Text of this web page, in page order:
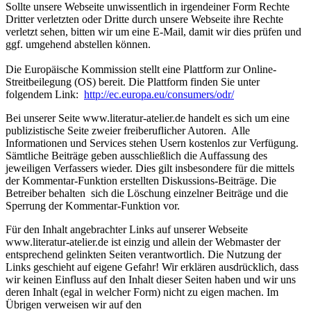
Sollte unsere Webseite unwissentlich in irgendeiner Form Rechte
Dritter verletzten oder Dritte durch unsere Webseite ihre Rechte
verletzt sehen, bitten wir um eine E-Mail, damit wir dies prüfen und
ggf. umgehend abstellen können.
Die Europäische Kommission stellt eine Plattform zur Online-
Streitbeilegung (OS) bereit. Die Plattform finden Sie unter
folgendem Link: http://ec.europa.eu/consumers/odr/
Bei unserer Seite www.literatur-atelier.de handelt es sich um eine
publizistische Seite zweier freiberuflicher Autoren. Alle
Informationen und Services stehen Usern kostenlos zur Verfügung.
Sämtliche Beiträge geben ausschließlich die Auffassung des
jeweiligen Verfassers wieder. Dies gilt insbesondere für die mittels
der Kommentar-Funktion erstellten Diskussions-Beiträge. Die
Betreiber behalten sich die Löschung einzelner Beiträge und die
Sperrung der Kommentar-Funktion vor.
Für den Inhalt angebrachter Links auf unserer Webseite
www.literatur-atelier.de ist einzig und allein der Webmaster der
entsprechend gelinkten Seiten verantwortlich. Die Nutzung der
Links geschieht auf eigene Gefahr! Wir erklären ausdrücklich, dass
wir keinen Einfluss auf den Inhalt dieser Seiten haben und wir uns
deren Inhalt (egal in welcher Form) nicht zu eigen machen. Im
Übrigen verweisen wir auf den